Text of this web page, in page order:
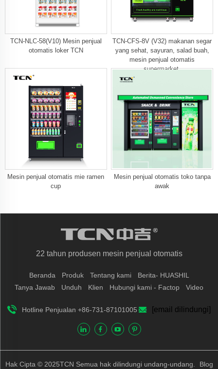
TCN-NLC-58(V10) Mesin penjual
otomatis loker TCN
TCN-CFS-8V (V32) makanan segar
yang sehat, sayuran, salad buah,
mesin penjual otomatis
supermarket,
Mesin penjual otomatis mie ramen
cup
Mesin penjual otomatis toko tanpa
awak
22 tahun produsen mesin penjual otomatis
Beranda Produk Tentang kami
Berita- HUASHIL
Tanya Jawab
Unduh Klien Hubungi kami - Factop Video
Hotline Penjualan +86-731-87101005 [email dilindungi]
Hak Cipta © 2025TCN Semua hak dilindungi undang-undang. Blog